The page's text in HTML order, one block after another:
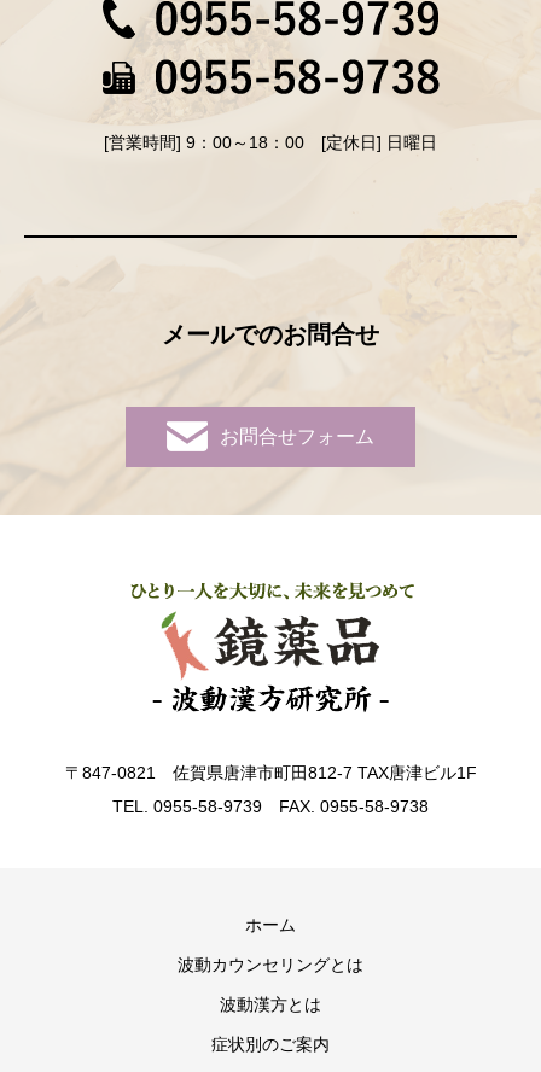
[営業時間] 9：00～18：00 [定休日] 日曜日
メールでのお問合せ
お問合せフォーム
〒847-0821 佐賀県唐津市町田812-7 TAX唐津ビル1F
TEL. 0955-58-9739 FAX. 0955-58-9738
ホーム
波動カウンセリングとは
波動漢方とは
症状別のご案内